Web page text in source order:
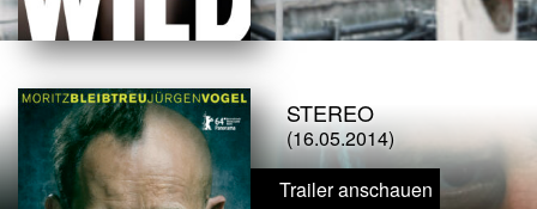
STEREO
(16.05.2014)
Trailer anschauen